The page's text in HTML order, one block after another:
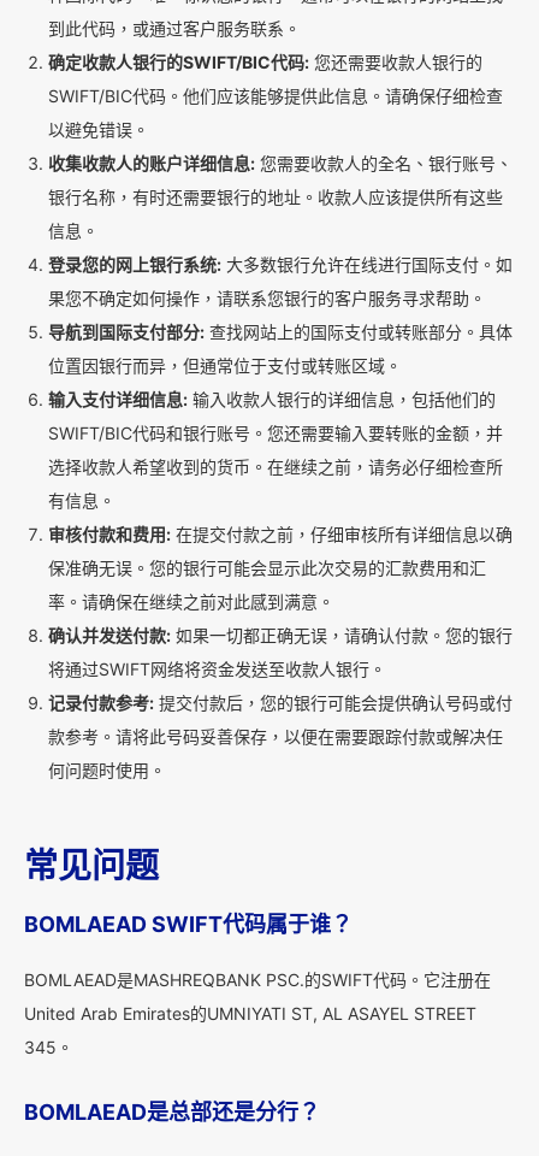
到此代码，或通过客户服务联系。
确定收款人银行的SWIFT/BIC代码: 您还需要收款人银行的
SWIFT/BIC代码。他们应该能够提供此信息。请确保仔细检查
以避免错误。
收集收款人的账户详细信息: 您需要收款人的全名、银行账号、
银行名称，有时还需要银行的地址。收款人应该提供所有这些
信息。
登录您的网上银行系统: 大多数银行允许在线进行国际支付。如
果您不确定如何操作，请联系您银行的客户服务寻求帮助。
导航到国际支付部分: 查找网站上的国际支付或转账部分。具体
位置因银行而异，但通常位于支付或转账区域。
输入支付详细信息: 输入收款人银行的详细信息，包括他们的
SWIFT/BIC代码和银行账号。您还需要输入要转账的金额，并
选择收款人希望收到的货币。在继续之前，请务必仔细检查所
有信息。
审核付款和费用: 在提交付款之前，仔细审核所有详细信息以确
保准确无误。您的银行可能会显示此次交易的汇款费用和汇
率。请确保在继续之前对此感到满意。
确认并发送付款: 如果一切都正确无误，请确认付款。您的银行
将通过SWIFT网络将资金发送至收款人银行。
记录付款参考: 提交付款后，您的银行可能会提供确认号码或付
款参考。请将此号码妥善保存，以便在需要跟踪付款或解决任
何问题时使用。
常见问题
BOMLAEAD SWIFT代码属于谁？
BOMLAEAD是MASHREQBANK PSC.的SWIFT代码。它注册在
United Arab Emirates的UMNIYATI ST, AL ASAYEL STREET
345。
BOMLAEAD是总部还是分行？